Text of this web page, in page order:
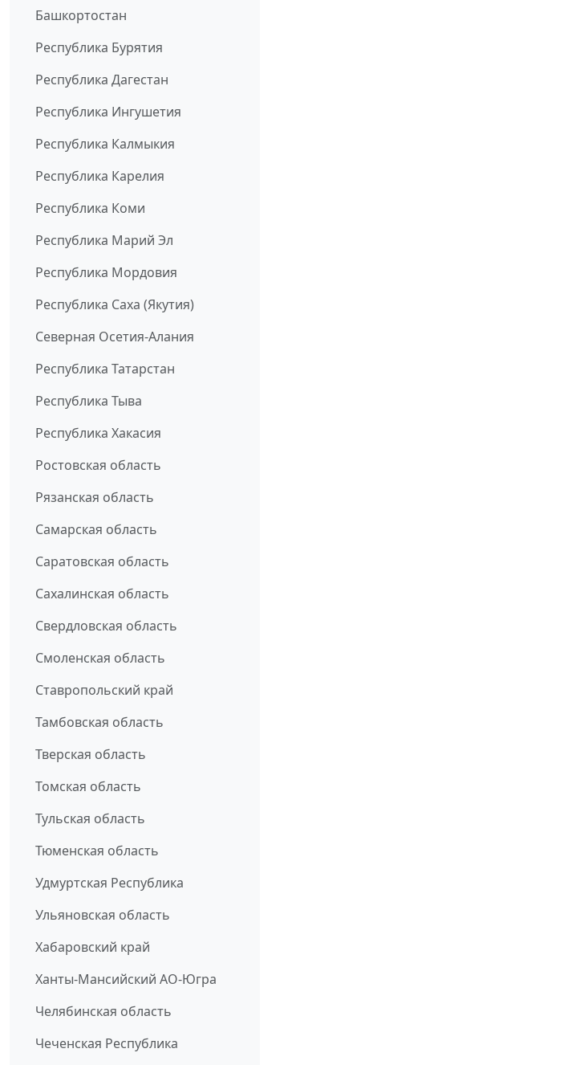
Башкортостан
Республика Бурятия
Республика Дагестан
Республика Ингушетия
Республика Калмыкия
Республика Карелия
Республика Коми
Республика Марий Эл
Республика Мордовия
Республика Саха (Якутия)
Северная Осетия-Алания
Республика Татарстан
Республика Тыва
Республика Хакасия
Ростовская область
Рязанская область
Самарская область
Саратовская область
Сахалинская область
Свердловская область
Смоленская область
Ставропольский край
Тамбовская область
Тверская область
Томская область
Тульская область
Тюменская область
Удмуртская Республика
Ульяновская область
Хабаровский край
Ханты-Мансийский АО-Югра
Челябинская область
Чеченская Республика